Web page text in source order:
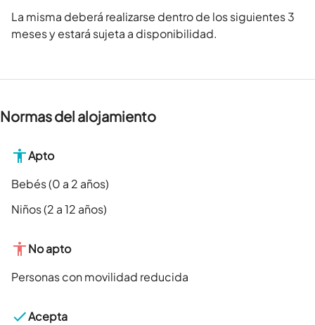
La misma deberá realizarse dentro de los siguientes 3
meses y estará sujeta a disponibilidad.
Normas del alojamiento
Apto
Bebés (0 a 2 años)
Niños (2 a 12 años)
No apto
Personas con movilidad reducida
Acepta